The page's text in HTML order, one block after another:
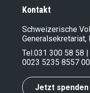
Kontakt
Schweizerische
Tel.031 300 58 58
0023 5235 8557
Jetzt spenden